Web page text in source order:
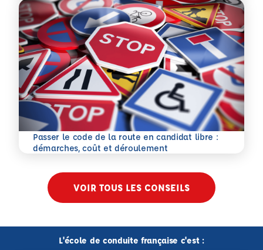
Passer le code de la route en candidat libre :
démarches, coût et déroulement
En savoir plus
VOIR TOUS LES CONSEILS
L'école de conduite française c'est :